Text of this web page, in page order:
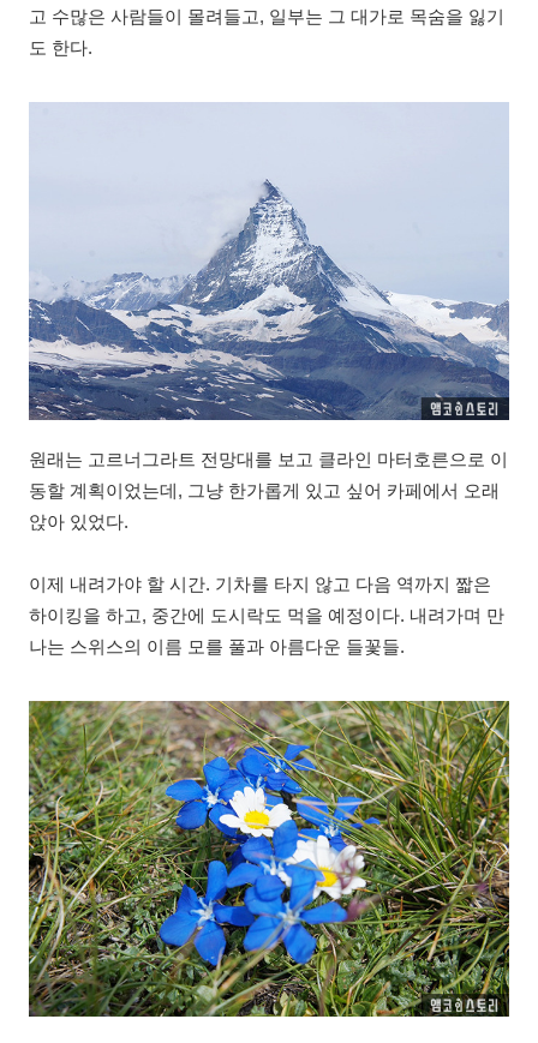
고 수많은 사람들이 몰려들고, 일부는 그 대가로 목숨을 잃기
도 한다.
원래는 고르너그라트 전망대를 보고 클라인 마터호른으로 이
동할 계획이었는데, 그냥 한가롭게 있고 싶어 카페에서 오래
앉아 있었다.
이제 내려가야 할 시간. 기차를 타지 않고 다음 역까지 짧은
하이킹을 하고, 중간에 도시락도 먹을 예정이다. 내려가며 만
나는 스위스의 이름 모를 풀과 아름다운 들꽃들.